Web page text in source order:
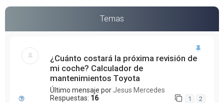
Temas
¿Cuánto costará la próxima revisión de
mi coche? Calculador de
mantenimientos Toyota
Último mensaje por Jesus Mercedes
Respuestas: 16 1 2